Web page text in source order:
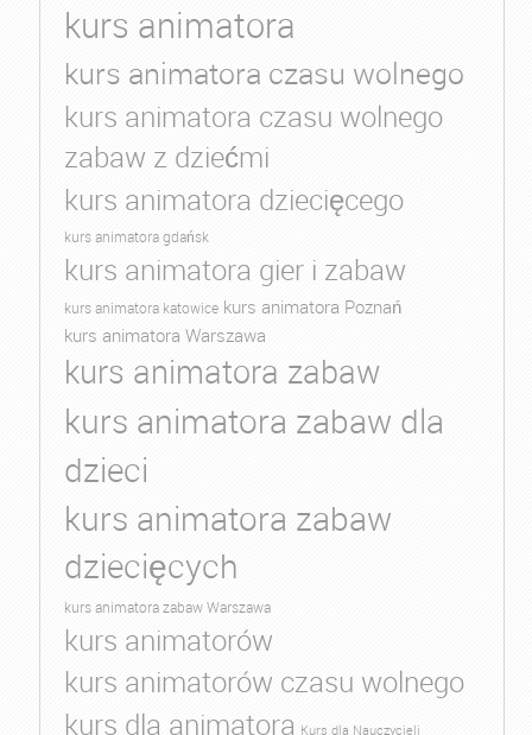
kurs animatora
kurs animatora czasu wolnego
kurs animatora czasu wolnego
zabaw z dziećmi
kurs animatora dziecięcego
kurs animatora gdańsk
kurs animatora gier i zabaw
kurs animatora katowice kurs animatora Poznań
kurs animatora Warszawa
kurs animatora zabaw
kurs animatora zabaw dla
dzieci
kurs animatora zabaw
dziecięcych
kurs animatora zabaw Warszawa
kurs animatorów
kurs animatorów czasu wolnego
kurs dla animatora Kurs dla Nauczycieli